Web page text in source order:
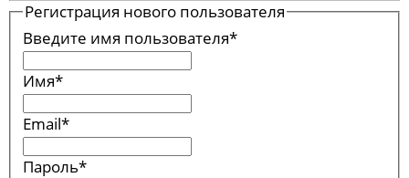
Регистрация нового пользователя
Введите имя пользователя*
Имя*
Email*
Пароль*